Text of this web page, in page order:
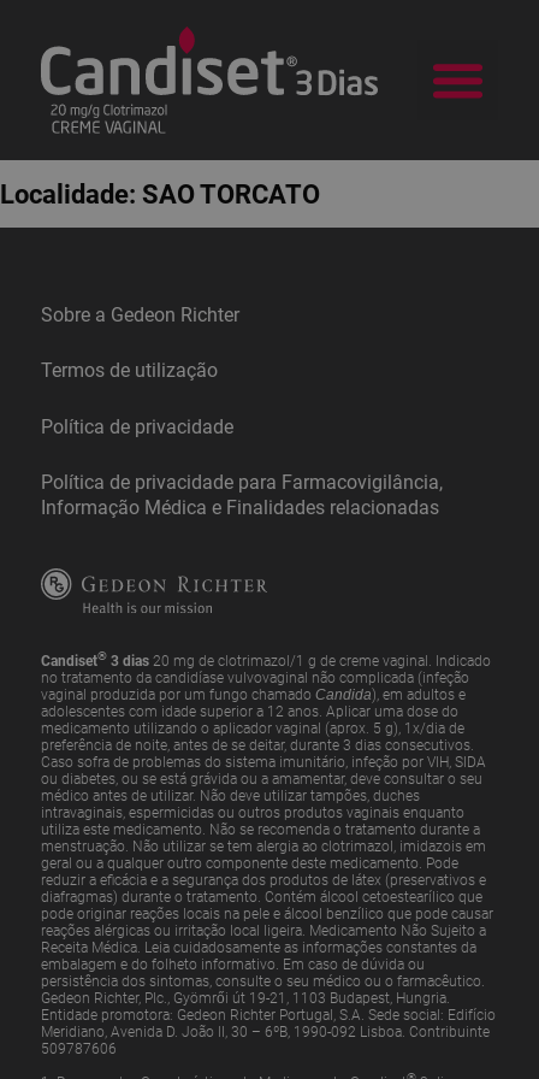
Localidade: SAO TORCATO
Sobre a Gedeon Richter
Termos de utilização
Política de privacidade
Política de privacidade para Farmacovigilância,
Informação Médica e Finalidades relacionadas
Candiset®3 dias20 mg de clotrimazol/1 g de creme vaginal. Indicado
no tratamento da candidíase vulvovaginal não complicada (infeção
vaginal produzida por um fungo chamado Candida), em adultos e
adolescentes com idade superior a 12 anos. Aplicar uma dose do
medicamento utilizando o aplicador vaginal (aprox. 5 g), 1x/dia de
preferência de noite, antes de se deitar, durante 3 dias consecutivos.
Caso sofra de problemas do sistema imunitário, infeção por VIH, SIDA
ou diabetes, ou se está grávida ou a amamentar, deve consultar o seu
médico antes de utilizar. Não deve utilizar tampões, duches
intravaginais, espermicidas ou outros produtos vaginais enquanto
utiliza este medicamento. Não se recomenda o tratamento durante a
menstruação. Não utilizar se tem alergia ao clotrimazol, imidazois em
geral ou a qualquer outro componente deste medicamento. Pode
reduzir a eficácia e a segurança dos produtos de látex (preservativos e
diafragmas) durante o tratamento. Contém álcool cetoestearílico que
pode originar reações locais na pele e álcool benzílico que pode causar
reações alérgicas ou irritação local ligeira. Medicamento Não Sujeito a
Receita Médica. Leia cuidadosamente as informações constantes da
embalagem e do folheto informativo. Em caso de dúvida ou
persistência dos sintomas, consulte o seu médico ou o farmacêutico.
Gedeon Richter, Plc., Gyömrői út 19-21, 1103 Budapest, Hungria.
Entidade promotora: Gedeon Richter Portugal, S.A. Sede social: Edifício
Meridiano, Avenida D. João II, 30 – 6ºB, 1990-092 Lisboa. Contribuinte
509787606